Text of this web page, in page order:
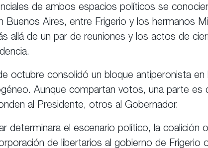
de ambos espacios políticos se
Buenos Aires, entre Frigerio y los hermanos
allá de un par de reuniones y los actos de
octubre consolidó un bloque antiperonista en
Aunque compartan votos, una parte es
al Presidente, otros al Gobernador.
determinara el escenario político, la coalición
de libertarios al gobierno de Frigerio